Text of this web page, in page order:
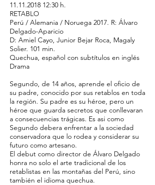
11.11.2018 12:30 h.
RETABLO
Perú / Alemania / Noruega 2017. R: Álvaro
Delgado-Aparicio
D: Amiel Cayo, Junior Bejar Roca, Magaly
Solier. 101 min.
Quechua, español con subtítulos en inglés
Drama
Segundo, de 14 años, aprende el oficio de
su padre, conocido por sus retablos en toda
la región. Su padre es su héroe, pero un
héroe que guarda secretos que conllevaran
a consecuencias trágicas. Es asi como
Segundo debera enfrentar a la sociedad
conservadora que lo rodea y considerar su
futuro como artesano.
El debut como director de Álvaro Delgado
honra no solo el arte tradicional de los
retablistas en las montañas del Perú, sino
también el idioma quechua.